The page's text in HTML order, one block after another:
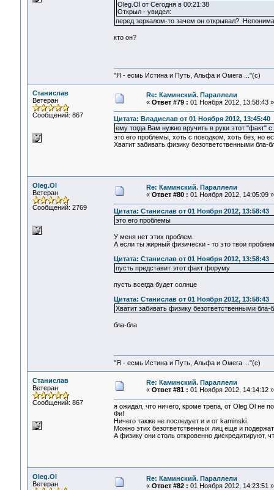
Oleg.Ol от Сегодня в 00:21:38
Открыл - увидел:
перед зеркалом-то зачем он открывал?
кто он?
"Я - есмь Истина и Путь, Альфа и Омега ..."(с)
Станислав
Ветеран
Сообщений: 867
Re: Каминский. Параллели
« Ответ #79 : 01 Ноября 2012, 13:58:43 »
Цитата: Владислав от 01 Ноября 2012, 13:45:40
ему тогда Вам нужно вручить в руки этот "факт"
это его проблемы, хоть с поводком, хоть без, но
Хватит забивать физику безответственными бла-
Oleg.Ol
Ветеран
Сообщений: 2769
Re: Каминский. Параллели
« Ответ #80 : 01 Ноября 2012, 14:05:09 »
Цитата: Станислав от 01 Ноября 2012, 13:58:43
это его проблемы
У меня нет этих проблем.
А если ты жирный физически - то это твои
Цитата: Станислав от 01 Ноября 2012, 13:58:43
пусть представит этот факт форуму
пусть всегда будет солнце
Цитата: Станислав от 01 Ноября 2012, 13:58:43
Хватит забивать физику безответственными бла-
бла-бла
"Я - есмь Истина и Путь, Альфа и Омега ..."(с)
Станислав
Ветеран
Сообщений: 867
Re: Каминский. Параллели
« Ответ #81 : 01 Ноября 2012, 14:14:12 »
я ожидал, что ничего, кроме трепа, от Oleg.Ol не
Фи!
Ничего также не последует и и от kaminski.
Можно этих безответственных лиц еще и
А физику они столь откровенно дискредитируют,
Oleg.Ol
Ветеран
Re: Каминский. Параллели
« Ответ #82 : 01 Ноября 2012, 14:23:51 »